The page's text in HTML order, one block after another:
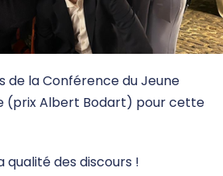
de la Conférence du Jeune
(prix Albert Bodart) pour cette
des discours !